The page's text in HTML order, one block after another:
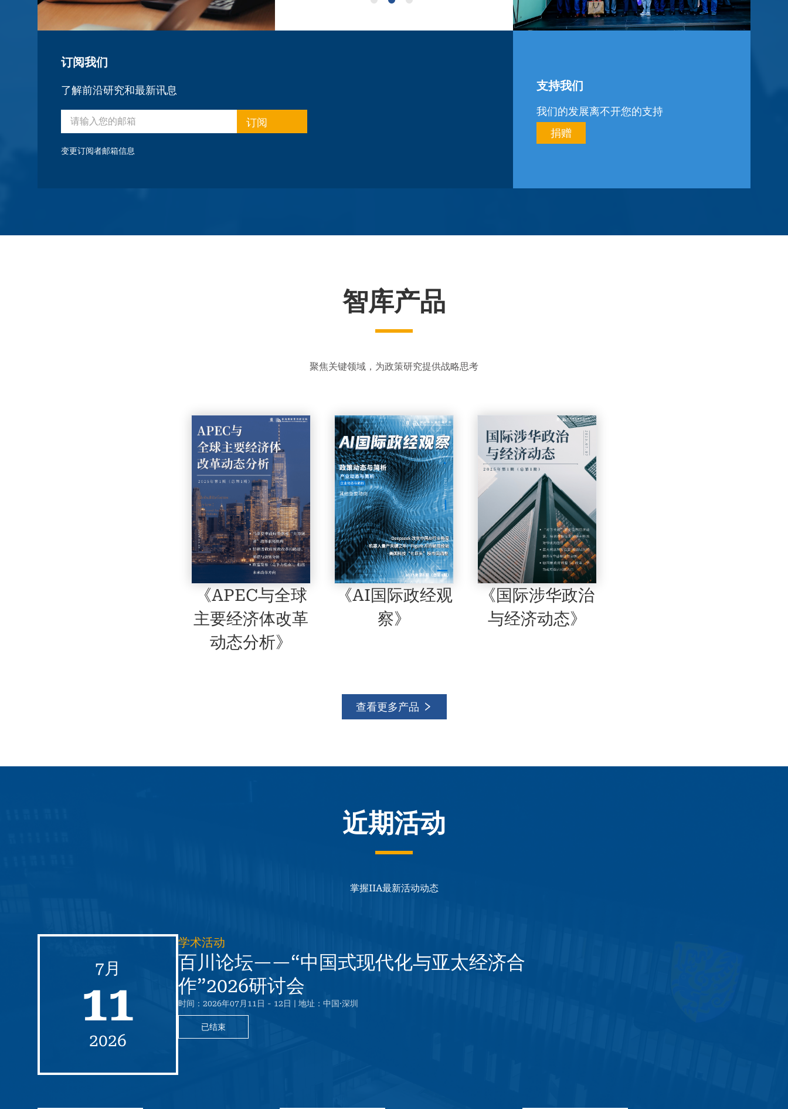
订阅我们
了解前沿研究和最新讯息
订阅
变更订阅者邮箱信息
支持我们
我们的发展离不开您的支持
捐赠
智库产品
聚焦关键领域，为政策研究提供战略思考
《APEC与全球
主要经济体改革
动态分析》
《AI国际政经观
察》
《国际涉华政治
与经济动态》
查看更多产品
近期活动
掌握IIA最新活动动态
7月
11
2026
学术活动
百川论坛——“中国式现代化与亚太经济合
作”2026研讨会
时间：2026年07月11日 - 12日 | 地址：中国·深圳
已结束